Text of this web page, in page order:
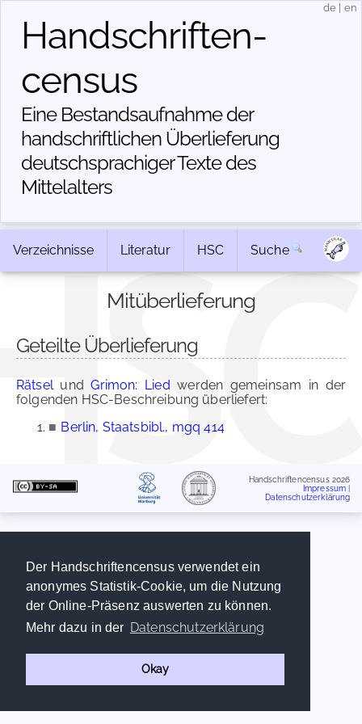
Der Handschriftencensus verwendet ein
anonymes Statistik-Cookie, um die Nutzung
der Online-Präsenz auswerten zu können.
Mehr dazu in der Datenschutzerklärung
Okay
Handschriften­
census
Eine Bestandsaufnahme der
handschriftlichen Über­lieferung
deutschsprachiger Texte des
Mittelalters
de en
Verzeichnisse Literatur HSC Suche
Mitüberlieferung
Geteilte Überlieferung
RätselundGrimon: Lied werden gemeinsam in der
folgenden HSC-Beschreibung überliefert:
■ Berlin, Staatsbibl., mgq 414
Handschriftencensus 2026
Impressum
Datenschutzerklärung